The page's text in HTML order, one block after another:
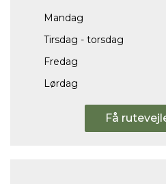
Mandag
Tirsdag - torsdag
Fredag
Lørdag
Få